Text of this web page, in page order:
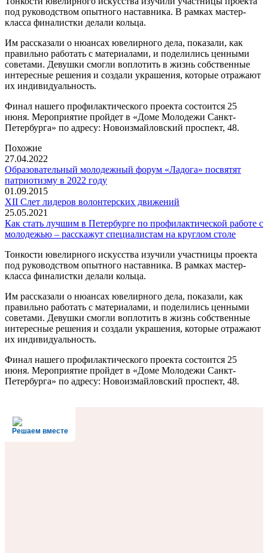
под руководством опытного наставника. В рамках мастер-
класса финалистки делали кольца.
Им рассказали о нюансах ювелирного дела, показали, как
правильно работать с материалами, и поделились ценными
советами. Девушки смогли воплотить в жизнь собственные
интересные решения и создали украшения, которые отражают
их индивидуальность.
Финал нашего профилактического проекта состоится 25
июня. Мероприятие пройдет в «Доме Молодежи Санкт-
Петербурга» по адресу: Новоизмайловский проспект, 48.
Похожие
27.04.2022
Образовательный молодежный форум «Ладога» посвятят
патриотизму в 2022 году
01.09.2015
XII Слет лидеров волонтерских движений
25.05.2021
Как стать лучшим в Петербурге по профилактической работе с
молодежью – расскажут специалистам на круглом столе
Тонкости ювелирного искусства изучили участницы проекта
под руководством опытного наставника. В рамках мастер-
класса финалистки делали кольца.
Им рассказали о нюансах ювелирного дела, показали, как
правильно работать с материалами, и поделились ценными
советами. Девушки смогли воплотить в жизнь собственные
интересные решения и создали украшения, которые отражают
их индивидуальность.
Финал нашего профилактического проекта состоится 25
июня. Мероприятие пройдет в «Доме Молодежи Санкт-
Петербурга» по адресу: Новоизмайловский проспект, 48.
Решаем вместе